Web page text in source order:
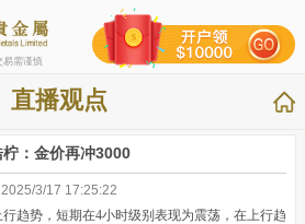
易需谨慎
直播观点
柠：金价再冲3000
2025/3/17 17:25:22
趋势，短期在4小时级别表现为震荡，在上行趋